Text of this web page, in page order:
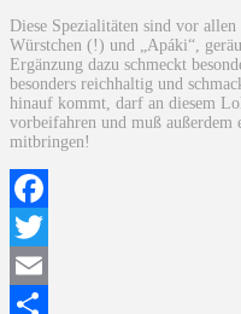
Diese Spezialitäten sind vor allen
Würstchen (!) und „Apáki“,
Ergänzung dazu schmeckt
besonders reichhaltig und
hinauf kommt, darf an diesem
vorbeifahren und muß außerdem
mitbringen!
Facebook
Twitter
Email